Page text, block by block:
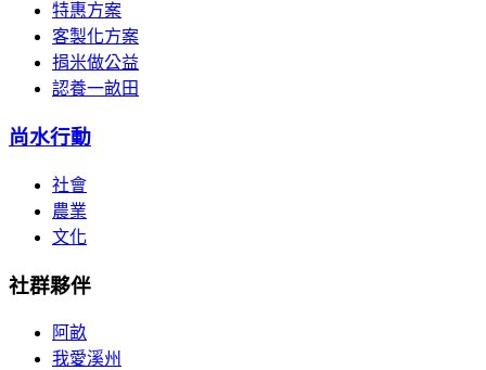
特惠方案
客製化方案
捐米做公益
認養一畝田
尚水行動
社會
農業
文化
社群夥伴
阿畝
我愛溪州